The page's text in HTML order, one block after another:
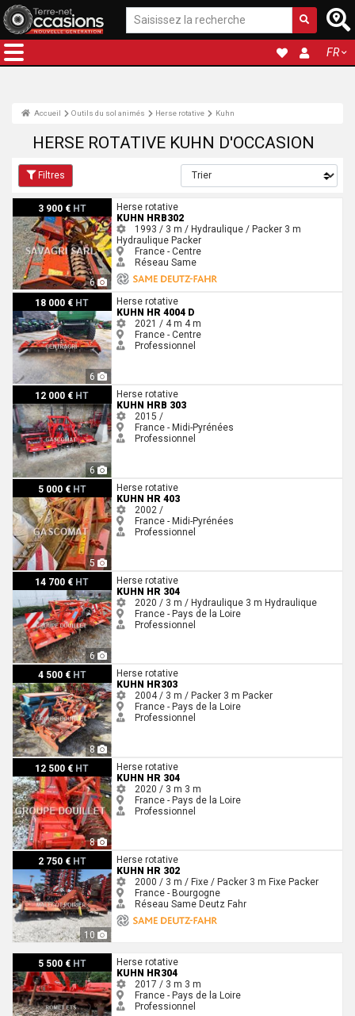
FR
Accueil Outils du sol animés Herse rotative Kuhn
HERSE ROTATIVE KUHN D'OCCASION
Filtres
3 900 € HT
6
Kuhn HRB302
Herse rotative
KUHN HRB302
1993 / 3 m / Hydraulique / Packer 3 m
Hydraulique Packer
France - Centre
Réseau Same
18 000 € HT
6
Kuhn HR 4004 D
Herse rotative
KUHN HR 4004 D
2021 / 4 m 4 m
France - Centre
Professionnel
12 000 € HT
6
Kuhn HRB 303
Herse rotative
KUHN HRB 303
2015 /
France - Midi-Pyrénées
Professionnel
5 000 € HT
5
Kuhn HR 403
Herse rotative
KUHN HR 403
2002 /
France - Midi-Pyrénées
Professionnel
14 700 € HT
6
Kuhn HR 304
Herse rotative
KUHN HR 304
2020 / 3 m / Hydraulique 3 m Hydraulique
France - Pays de la Loire
Professionnel
4 500 € HT
8
Kuhn HR303
Herse rotative
KUHN HR303
2004 / 3 m / Packer 3 m Packer
France - Pays de la Loire
Professionnel
12 500 € HT
8
Kuhn HR 304
Herse rotative
KUHN HR 304
2020 / 3 m 3 m
France - Pays de la Loire
Professionnel
2 750 € HT
10
Kuhn HR 302
Herse rotative
KUHN HR 302
2000 / 3 m / Fixe / Packer 3 m Fixe Packer
France - Bourgogne
Réseau Same Deutz Fahr
5 500 € HT
Kuhn HR304
Herse rotative
KUHN HR304
2017 / 3 m 3 m
France - Pays de la Loire
Professionnel